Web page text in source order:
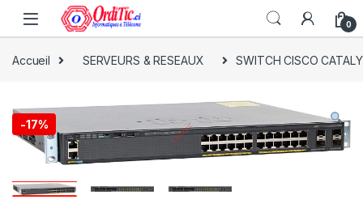
0
Accueil SERVEURS & RESEAUX SWITCH CISCO
-17%